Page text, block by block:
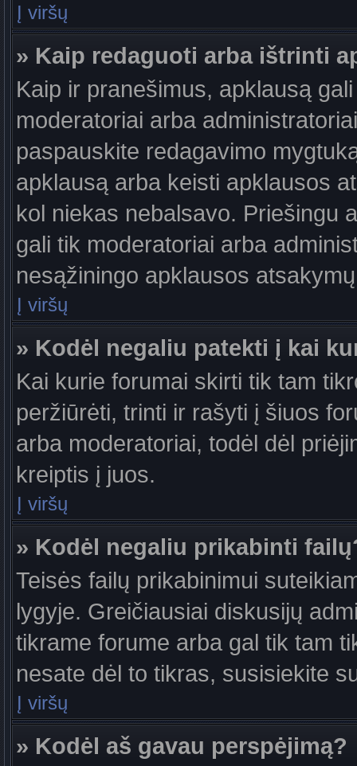
Į viršų
» Kaip redaguoti arba ištrinti
Kaip ir pranešimus, apklausą
moderatoriai arba
paspauskite redagavimo
apklausą arba keisti apklausos
kol niekas nebalsavo. Priešingu
gali tik moderatoriai arba
nesąžiningo apklausos
Į viršų
» Kodėl negaliu patekti į kai
Kai kurie forumai skirti tik tam
peržiūrėti, trinti ir rašyti į šiuos
arba moderatoriai, todėl dėl
kreiptis į juos.
Į viršų
» Kodėl negaliu prikabinti
Teisės failų prikabinimui
lygyje. Greičiausiai diskusijų
tikrame forume arba gal tik tam
nesate dėl to tikras, susisiekite
Į viršų
» Kodėl aš gavau perspėjimą?